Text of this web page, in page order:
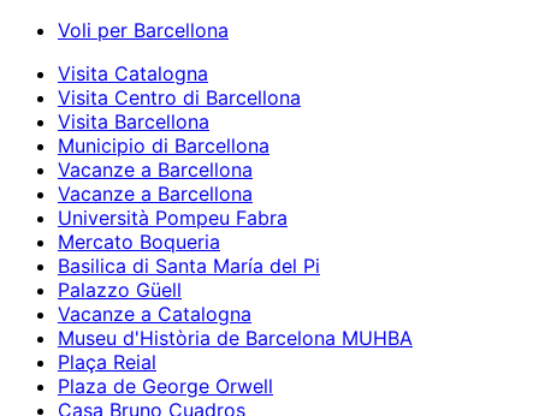
Voli per Barcellona
Visita Catalogna
Visita Centro di Barcellona
Visita Barcellona
Municipio di Barcellona
Vacanze a Barcellona
Vacanze a Barcellona
Università Pompeu Fabra
Mercato Boqueria
Basilica di Santa María del Pi
Palazzo Güell
Vacanze a Catalogna
Museu d'Història de Barcelona MUHBA
Plaça Reial
Plaza de George Orwell
Casa Bruno Cuadros